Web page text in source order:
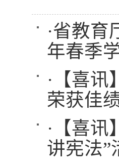
·省教育
年春季
· 【喜
荣获佳
· 【喜
讲宪法”